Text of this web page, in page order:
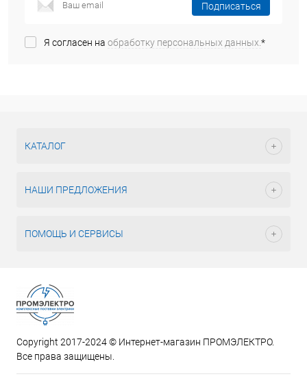
Подписаться
Я согласен на обработку персональных данных.*
КАТАЛОГ
НАШИ ПРЕДЛОЖЕНИЯ
ПОМОЩЬ И СЕРВИСЫ
Copyright 2017-2024 © Интернет-магазин ПРОМЭЛЕКТРО.
Все права защищены.